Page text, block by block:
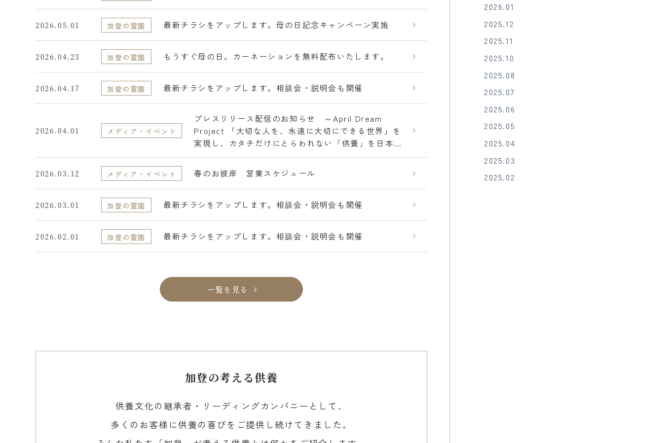
2026.05.01 加登の霊園 最新チラシをアップします。母の日記念キャンペーン実施
2026.04.23 加登の霊園 もうすぐ母の日。カーネーションを無料配布いたします。
2026.04.17 加登の霊園 最新チラシをアップします。相談会・説明会も開催
2026.04.01 メディア・イベント
プレスリリース配信のお知らせ ～April Dream
Project 「大切な人を、永遠に大切にできる世界」を
実現し、カタチだけにとらわれない「供養」を日本中
に広めます。～
2026.03.12 メディア・イベント 春のお彼岸 営業スケジュール
2026.03.01 加登の霊園 最新チラシをアップします。相談会・説明会も開催
2026.02.01 加登の霊園 最新チラシをアップします。相談会・説明会も開催
⼀覧を見る
加登の考える供養
供養文化の継承者・リーディングカンパニーとして、
多くのお客様に供養の喜びをご提供し続けてきました。
2026.01
2025.12
2025.11
2025.10
2025.08
2025.07
2025.06
2025.05
2025.04
2025.03
2025.02